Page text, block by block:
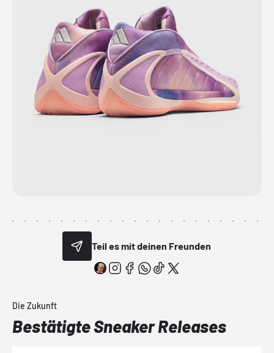
Teil es mit deinen Freunden
Die Zukunft
Bestätigte Sneaker Releases